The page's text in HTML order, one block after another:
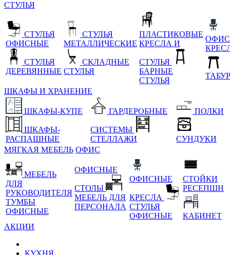
СТУЛЬЯ
СТУЛЬЯ
ОФИСНЫЕ
СТУЛЬЯ
ДЕРЕВЯННЫЕ
СТУЛЬЯ
МЕТАЛЛИЧЕСКИЕ
СКЛАДНЫЕ
СТУЛЬЯ
ПЛАСТИКОВЫЕ
КРЕСЛА И
СТУЛЬЯ
БАРНЫЕ
СТУЛЬЯ
ШКАФЫ И ХРАНЕНИЕ
ШКАФЫ-КУПЕ
ШКАФЫ-
РАСПАШНЫЕ
ГАРДЕРОБНЫЕ
СИСТЕМЫ
СТЕЛЛАЖИ
ПОЛКИ
СУНДУКИ
МЯГКАЯ МЕБЕЛЬ ОФИС
МЕБЕЛЬ
ДЛЯ
РУКОВОДИТЕЛЯ
ТУМБЫ
ОФИСНЫЕ
ОФИСНЫЕ
СТОЛЫ
МЕБЕЛЬ ДЛЯ
ПЕРСОНАЛА
ОФИСНЫЕ
КРЕСЛА
СТУЛЬЯ
ОФИСНЫЕ
СТОЙКИ
РЕСЕПШН
КАБИНЕТ
АКЦИИ